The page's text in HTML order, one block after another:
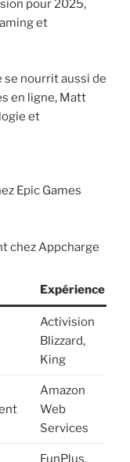
pour 2025,
et
se nourrit aussi de
en ligne, Matt
et
Epic Games
chez Appcharge
Expérience
Activision
Blizzard,
King
Amazon
Web
Services
FunPlus,